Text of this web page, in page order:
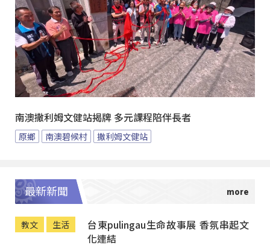
南澳撒利姆文健站揭牌 多元課程陪伴長者
原鄉 南澳碧候村 撒利姆文健站
最新新聞
教文 生活
台東pulingau生命故事展 香氛串起文
化連結